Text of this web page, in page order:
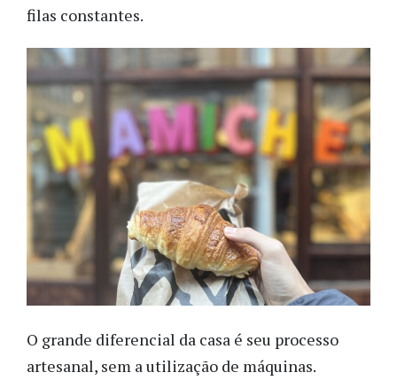
filas constantes.
O grande diferencial da casa é seu processo
artesanal, sem a utilização de máquinas.